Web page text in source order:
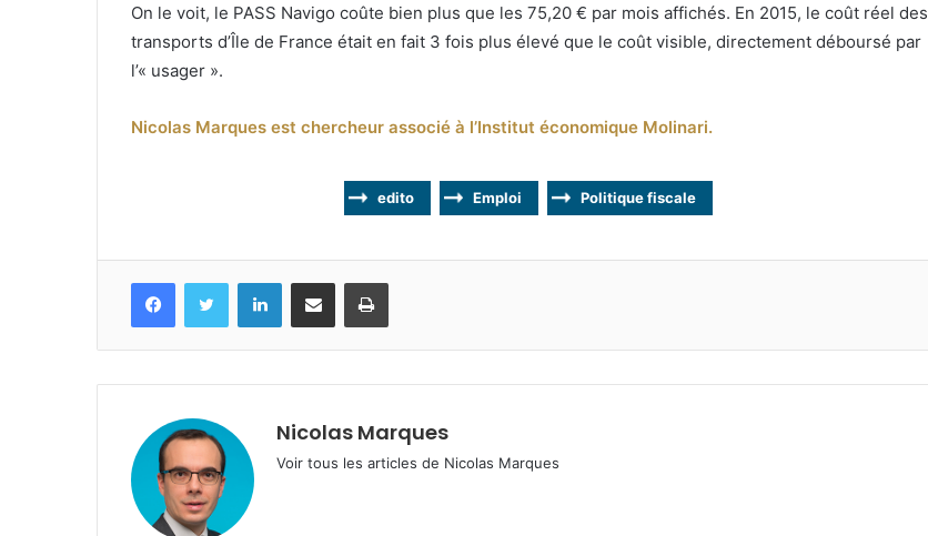
On le voit, le PASS Navigo coûte bien plus que les 75,20 € par mois affichés. En 2015, le coût réel des
transports d’Île de France était en fait 3 fois plus élevé que le coût visible, directement déboursé par
l’« usager ».
Nicolas Marques est chercheur associé à l’Institut économique Molinari.
edito Emploi Politique fiscale
FacebookTwitter LinkedinPartagez par mail Imprimez
Nicolas Marques
Voir tous les articles de Nicolas Marques